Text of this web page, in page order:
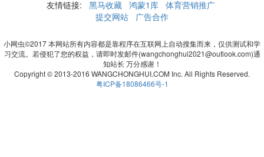
友情链接: 黑马收藏 鸿蒙1库 体育营销推广
提交网站
广告合作
小网虫©2017 本网站所有内容都是靠程序在互联网上自动搜集而来，仅供测试和学
习交流。若侵犯了您的权益，请即时发邮件(wangchonghui2021@outlook.com)通
知站长 万分感谢！
Copyright © 2013-2016 WANGCHONGHUI.COM Inc. All Rights Reserved.
粤ICP备18086466号-1